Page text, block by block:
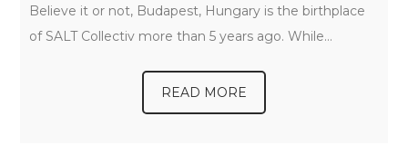
Believe it or not, Budapest, Hungary is the birthplace
of SALT Collectiv more than 5 years ago. While…
READ MORE